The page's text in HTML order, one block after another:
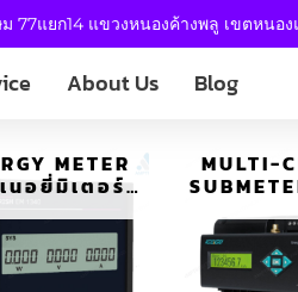
ษม 77แยก14 แขวงหนองค้างพลู เขตหนอ
About Us Blog
METER
นอยี่มิเตอร์
RISH EM
MULTI-
แบบหลา